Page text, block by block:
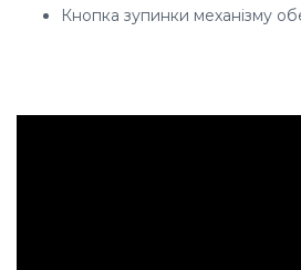
Кнопка зупинки механізму